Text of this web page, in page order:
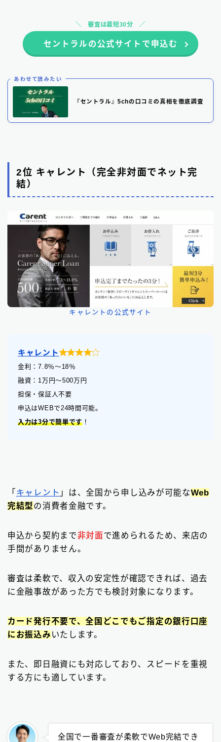
審査は最短30分
セントラルの公式サイトで申込む
あわせて読みたい
『セントラル』5chの口コミの真相を徹底調査
2位 キャレント（完全非対面でネット完
結）
キャレントの公式サイト
キャレント
金利：7.8％〜18％
融資：1万円〜500万円
担保・保証人不要
申込はWEBで24時間可能。
入力は3分で簡単です ！
「 キャレント 」は、全国から申し込みが可能なWeb
完結型 の消費者金融です。
申込から契約まで非対面で進められるため、来店の
手間がありません。
審査は柔軟で、収入の安定性が確認できれば、過去
に金融事故があった方でも検討対象になります。
カード発行不要で、全国どこでもご指定の銀行口座
にお振込み いたします。
また、即日融資にも対応しており、スピードを重視
する方にも適しています。
全国で一番審査が柔軟でWeb完結でき